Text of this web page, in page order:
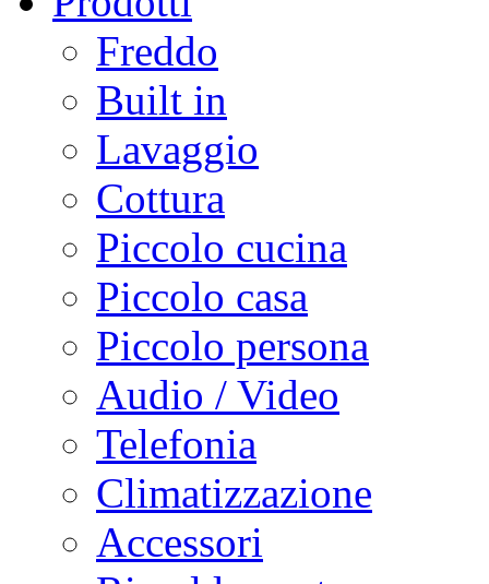
Freddo
Built in
Lavaggio
Cottura
Piccolo cucina
Piccolo casa
Piccolo persona
Audio / Video
Telefonia
Climatizzazione
Accessori